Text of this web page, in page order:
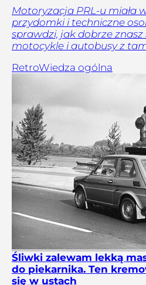
Motoryzacja PRL-u miała
przydomki i techniczne
sprawdzi, jak dobrze znasz
motocykle i autobusy z
RetroWiedza ogólna
Śliwki zalewam lekką
do piekarnika. Ten
się w ustach